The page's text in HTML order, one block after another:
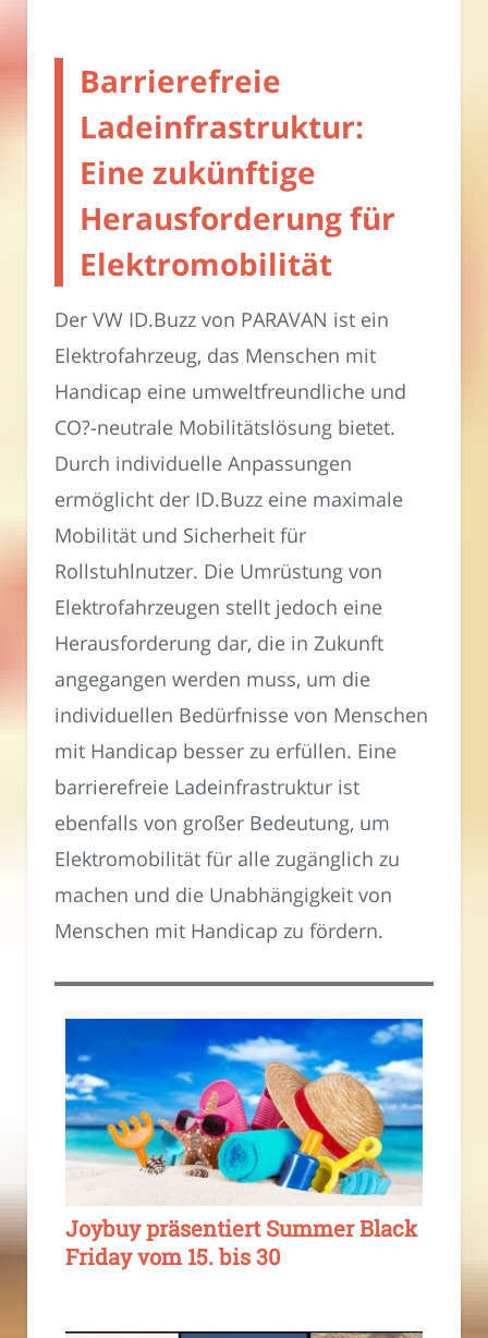
Barrierefreie
Ladeinfrastruktur:
Eine zukünftige
Herausforderung für
Elektromobilität
Der VW ID.Buzz von PARAVAN ist ein
Elektrofahrzeug, das Menschen mit
Handicap eine umweltfreundliche und
CO?-neutrale Mobilitätslösung bietet.
Durch individuelle Anpassungen
ermöglicht der ID.Buzz eine maximale
Mobilität und Sicherheit für
Rollstuhlnutzer. Die Umrüstung von
Elektrofahrzeugen stellt jedoch eine
Herausforderung dar, die in Zukunft
angegangen werden muss, um die
individuellen Bedürfnisse von Menschen
mit Handicap besser zu erfüllen. Eine
barrierefreie Ladeinfrastruktur ist
ebenfalls von großer Bedeutung, um
Elektromobilität für alle zugänglich zu
machen und die Unabhängigkeit von
Menschen mit Handicap zu fördern.
Joybuy präsentiert Summer Black
Friday vom 15. bis 30